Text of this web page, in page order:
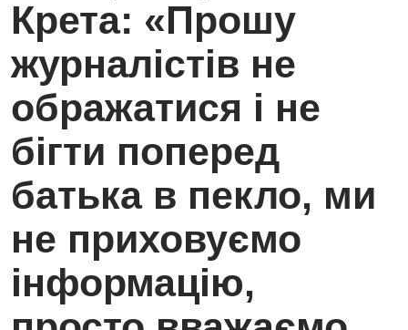
Крета: «Прошу
журналістів не
ображатися і не
бігти поперед
батька в пекло, ми
не приховуємо
інформацію,